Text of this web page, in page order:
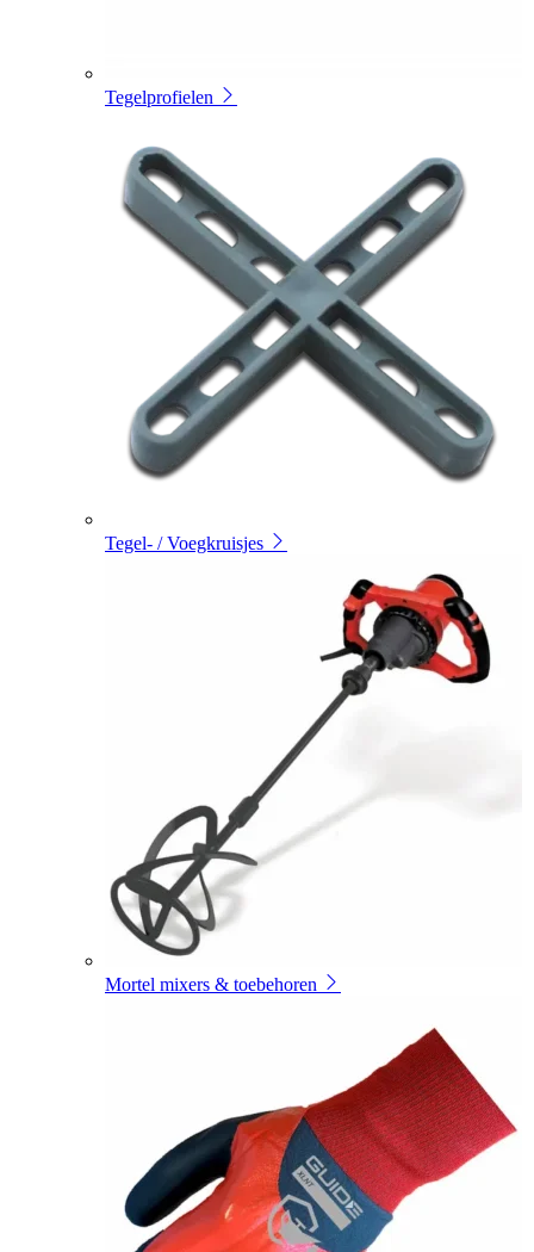
Tegelprofielen
Tegel- / Voegkruisjes
Mortel mixers & toebehoren